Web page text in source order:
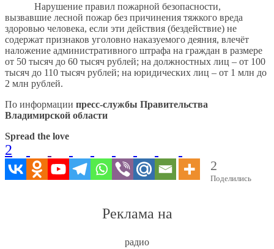
Нарушение правил пожарной безопасности,
вызвавшие лесной пожар без причинения тяжкого вреда
здоровью человека, если эти действия (бездействие) не
содержат признаков уголовно наказуемого деяния, влечёт
наложение административного штрафа на граждан в размере
от 50 тысяч до 60 тысяч рублей; на должностных лиц – от 100
тысяч до 110 тысяч рублей; на юридических лиц – от 1 млн до
2 млн рублей.
По информации пресс-службы Правительства
Владимирской области
Spread the love
2
2
Поделились
Реклама на
радио